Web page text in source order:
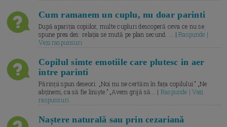
Cum ramanem un cuplu, nu doar parinti
După apariția copiilor, multe cupluri descoperă ceva ce nu se
spune prea des: relația se mută pe plan secund. ... |Raspunde |
Vezi raspunsuri
Copilul simte emotiile care plutesc in aer
intre parinti
Părinții spun deseori: „Noi nu ne certăm în fața copilului.” „Ne
abținem, ca să fie liniște.” „Avem grijă să... | Raspunde | Vezi
raspunsuri
Naștere naturală sau prin cezariană